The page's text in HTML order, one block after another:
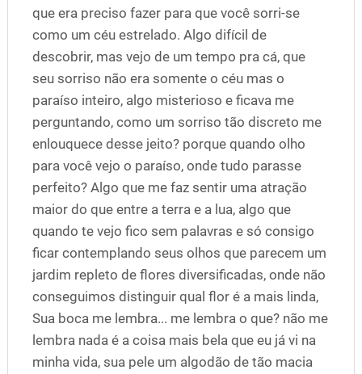
que era preciso fazer para que você sorri-se
como um céu estrelado. Algo difícil de
descobrir, mas vejo de um tempo pra cá, que
seu sorriso não era somente o céu mas o
paraíso inteiro, algo misterioso e ficava me
perguntando, como um sorriso tão discreto me
enlouquece desse jeito? porque quando olho
para você vejo o paraíso, onde tudo parasse
perfeito? Algo que me faz sentir uma atração
maior do que entre a terra e a lua, algo que
quando te vejo fico sem palavras e só consigo
ficar contemplando seus olhos que parecem um
jardim repleto de flores diversificadas, onde não
conseguimos distinguir qual flor é a mais linda,
Sua boca me lembra... me lembra o que? não me
lembra nada é a coisa mais bela que eu já vi na
minha vida, sua pele um algodão de tão macia